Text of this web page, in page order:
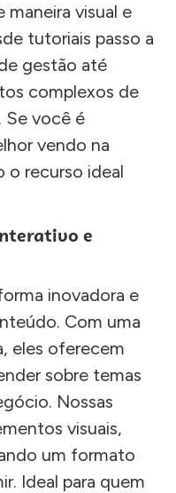
maneira visual e
tutoriais passo a
gestão até
complexos de
Se você é
vendo na
o recurso ideal
e
inovadora e
Com uma
eles oferecem
sobre temas
Nossas
visuais,
um formato
Ideal para quem